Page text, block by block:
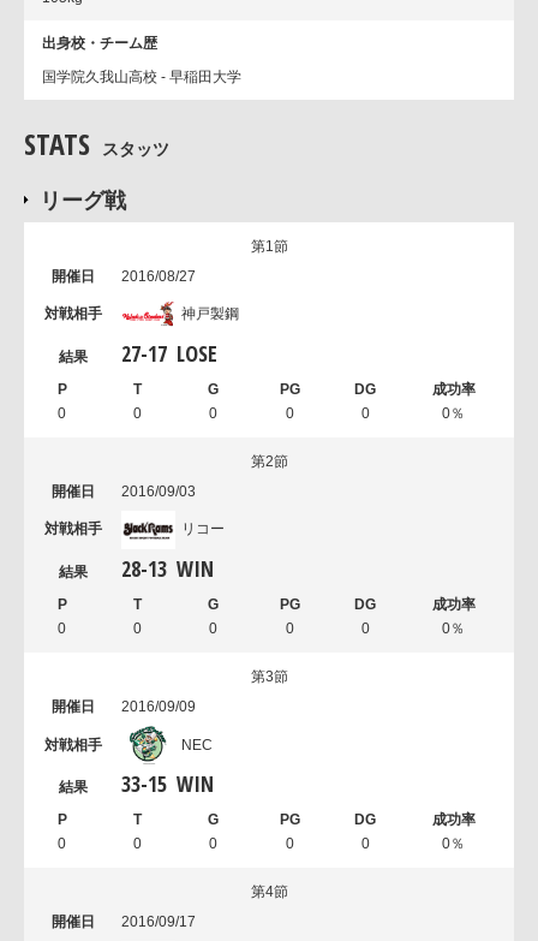
出身校・チーム歴
国学院久我山高校 - 早稲田大学
STATS スタッツ
リーグ戦
第1節
2016/08/27
神戸製鋼
27-17 LOSE
0 0 0 0 0 0％
第2節
2016/09/03
リコー
28-13 WIN
0 0 0 0 0 0％
第3節
2016/09/09
NEC
33-15 WIN
0 0 0 0 0 0％
第4節
2016/09/17